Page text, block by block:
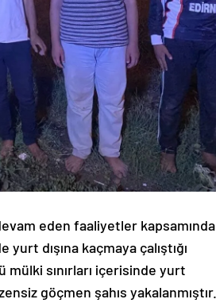
eden faaliyetler kapsamında
dışına kaçmaya çalıştığı
sınırları içerisinde yurt
göçmen şahıs yakalanmıştır.